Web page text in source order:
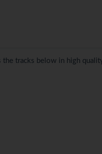
the tracks below in high